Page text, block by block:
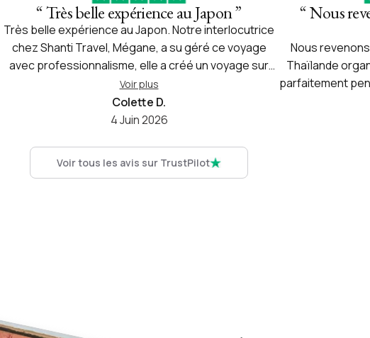
“Très belle expérience au Japon”
Très belle expérience au Japon. Notre interlocutrice
chez Shanti Travel, Mégane, a su géré ce voyage
avec professionnalisme, elle a créé un voyage sur
mesure qui répondait à nos souhaits. Elle a été très
à l'écoute, investie et réactive. Merci à Mégane pour
ce magnifique circuit !
Voir plus
Colette D.
4 Juin 2026
“Nous
Nous
Thaïlande
parfaitement
jusqu’au suivi
nos attentes
mesure,
Voir tous les avis sur TrustPilot